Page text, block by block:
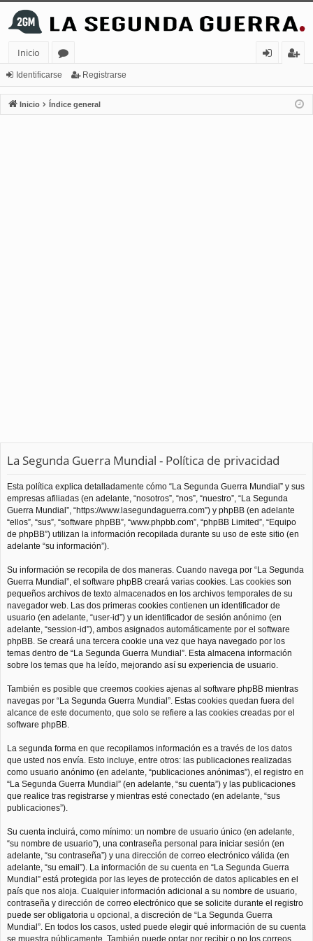
Inicio
or
os
nt
ifi
ist
ra
Identificarse Registrarse
Inicio Índice general
La Segunda Guerra Mundial - Política de privacidad
Esta política explica detalladamente cómo “La Segunda Guerra Mundial” y sus
empresas afiliadas (en adelante, “nosotros”, “nos”, “nuestro”, “La Segunda
Guerra Mundial”, “https://www.lasegundaguerra.com”) y phpBB (en adelante
“ellos”, “sus”, “software phpBB”, “www.phpbb.com”, “phpBB Limited”, “Equipo
de phpBB”) utilizan la información recopilada durante su uso de este sitio (en
adelante “su información”).
Su información se recopila de dos maneras. Cuando navega por “La Segunda
Guerra Mundial”, el software phpBB creará varias cookies. Las cookies son
pequeños archivos de texto almacenados en los archivos temporales de su
navegador web. Las dos primeras cookies contienen un identificador de
usuario (en adelante, “user-id”) y un identificador de sesión anónimo (en
adelante, “session-id”), ambos asignados automáticamente por el software
phpBB. Se creará una tercera cookie una vez que haya navegado por los
temas dentro de “La Segunda Guerra Mundial”. Esta almacena información
sobre los temas que ha leído, mejorando así su experiencia de usuario.
También es posible que creemos cookies ajenas al software phpBB mientras
navegas por “La Segunda Guerra Mundial”. Estas cookies quedan fuera del
alcance de este documento, que solo se refiere a las cookies creadas por el
software phpBB.
La segunda forma en que recopilamos información es a través de los datos
que usted nos envía. Esto incluye, entre otros: las publicaciones realizadas
como usuario anónimo (en adelante, “publicaciones anónimas”), el registro en
“La Segunda Guerra Mundial” (en adelante, “su cuenta”) y las publicaciones
que realice tras registrarse y mientras esté conectado (en adelante, “sus
publicaciones”).
Su cuenta incluirá, como mínimo: un nombre de usuario único (en adelante,
“su nombre de usuario”), una contraseña personal para iniciar sesión (en
adelante, “su contraseña”) y una dirección de correo electrónico válida (en
adelante, “su email”). La información de su cuenta en “La Segunda Guerra
Mundial” está protegida por las leyes de protección de datos aplicables en el
país que nos aloja. Cualquier información adicional a su nombre de usuario,
contraseña y dirección de correo electrónico que se solicite durante el registro
puede ser obligatoria u opcional, a discreción de “La Segunda Guerra
Mundial”. En todos los casos, usted puede elegir qué información de su cuenta
se muestra públicamente. También puede optar por recibir o no los correos